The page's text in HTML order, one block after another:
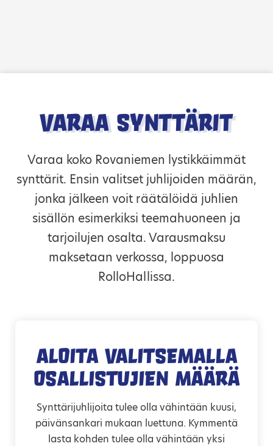
Varaa synttärit
Varaa koko Rovaniemen lystikkäimmät
synttärit. Ensin valitset juhlijoiden määrän,
jonka jälkeen voit räätälöidä juhlien
sisällön esimerkiksi teemahuoneen ja
tarjoilujen osalta. Varausmaksu
maksetaan verkossa, loppuosa
RolloHallissa.
Aloita valitsemalla
Osallistujien määrä
Synttärijuhlijoita tulee olla vähintään kuusi,
päivänsankari mukaan luettuna. Kymmentä
lasta kohden tulee olla vähintään yksi